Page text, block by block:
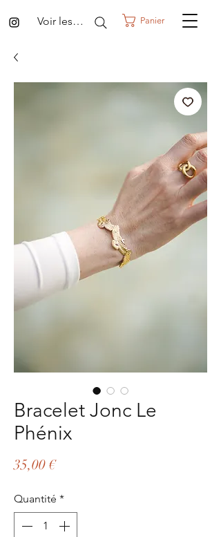
Panier
Voir les points
Bracelet Jonc Le
Phénix
35,00 €Prix
Quantité *